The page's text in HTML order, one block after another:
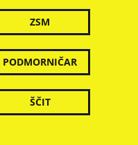
ZSM
PODMORNIČAR
ŠČIT